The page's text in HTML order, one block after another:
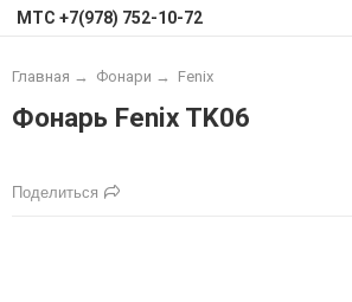
MTC +7(978) 752-10-72
Главная → Фонари → Fenix
Фонарь Fenix TK06
Поделиться